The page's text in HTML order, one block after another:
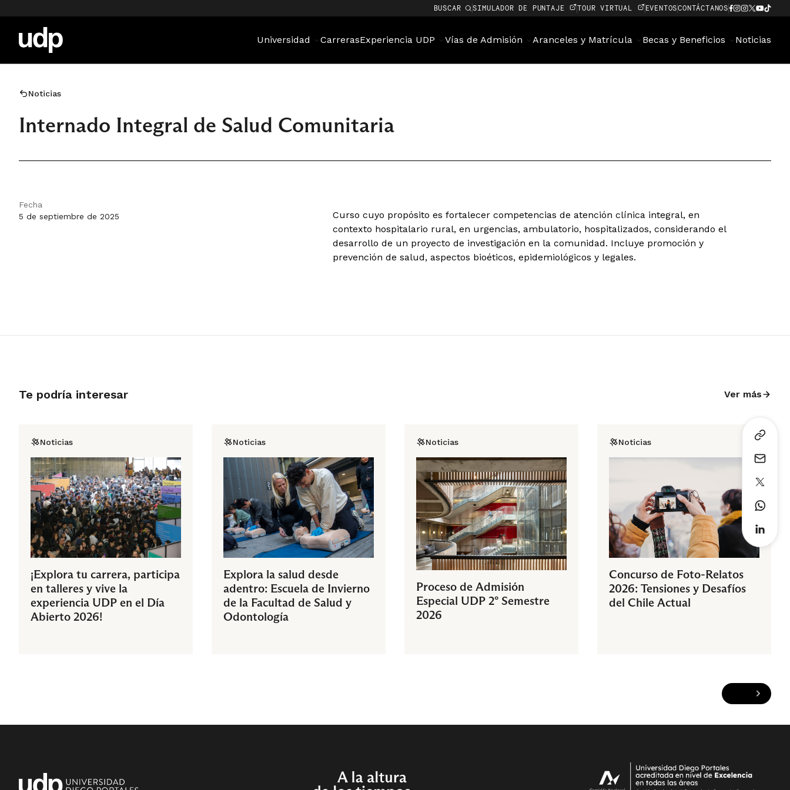
BUSCAR SIMULADOR DE PUNTAJE TOUR VIRTUAL EVENTOSCONTÁCTANOS
Universidad CarrerasExperiencia UDP Vías de Admisión Aranceles y Matrícula Becas y Beneficios Noticias
Noticias
Internado Integral de Salud Comunitaria
Fecha
5 de septiembre de 2025
Curso cuyo propósito es fortalecer competencias de atención clínica integral, en
contexto hospitalario rural, en urgencias, ambulatorio, hospitalizados, considerando el
desarrollo de un proyecto de investigación en la comunidad. Incluye promoción y
prevención de salud, aspectos bioéticos, epidemiológicos y legales.
Te podría interesar Ver más
Noticias
¡Explora tu carrera, participa
en talleres y vive la
experiencia UDP en el Día
Abierto 2026!
Noticias
Explora la salud desde
adentro: Escuela de Invierno
de la Facultad de Salud y
Odontología
Noticias
Proceso de Admisión
Especial UDP 2° Semestre
2026
Noticias
Concurso de Foto-Relatos
2026: Tensiones y Desafíos
del Chile Actual